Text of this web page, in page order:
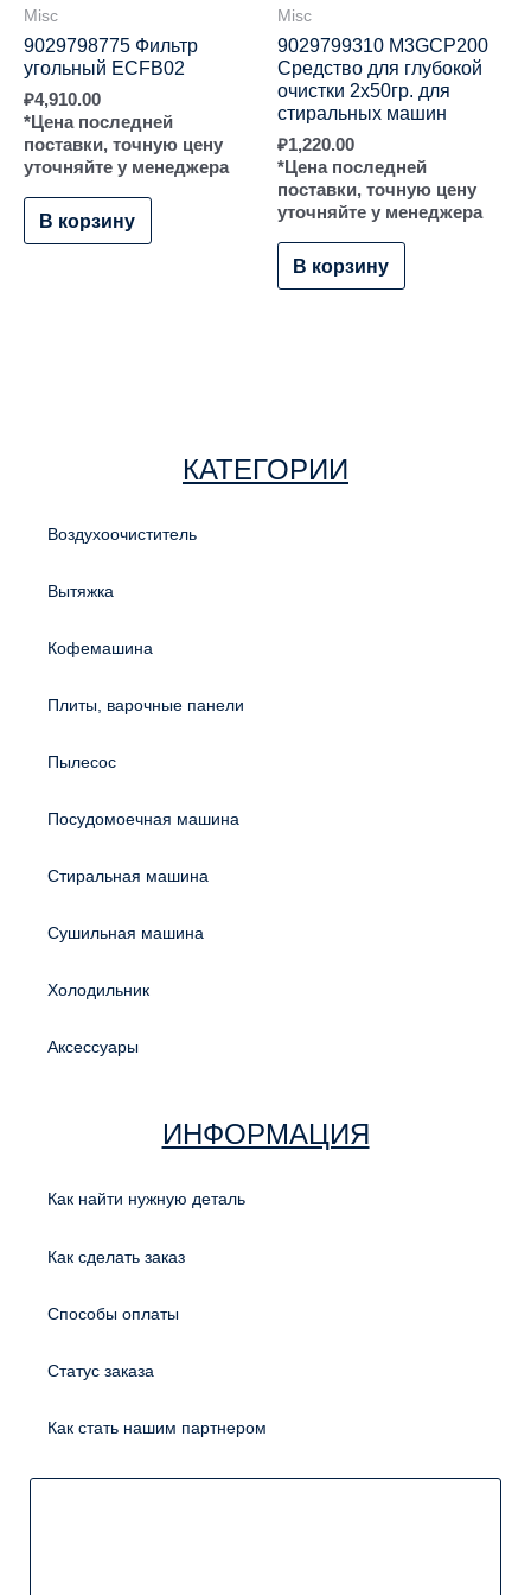
Misc
9029798775 Фильтр
угольный ECFB02
₽4,910.00
*Цена последней
поставки, точную цену
уточняйте у менеджера
В корзину
Misc
9029799310 M3GCP200
Средство для глубокой
очистки 2х50гр. для
стиральных машин
₽1,220.00
*Цена последней
поставки, точную цену
уточняйте у менеджера
В корзину
КАТЕГОРИИ
Воздухоочиститель
Вытяжка
Кофемашина
Плиты, варочные панели
Пылесос
Посудомоечная машина
Стиральная машина
Сушильная машина
Холодильник
Аксессуары
ИНФОРМАЦИЯ
Как найти нужную деталь
Как сделать заказ
Способы оплаты
Статус заказа
Как стать нашим партнером